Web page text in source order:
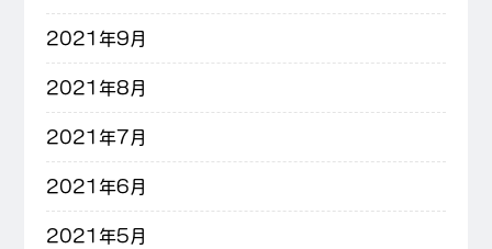
2021年9月
2021年8月
2021年7月
2021年6月
2021年5月